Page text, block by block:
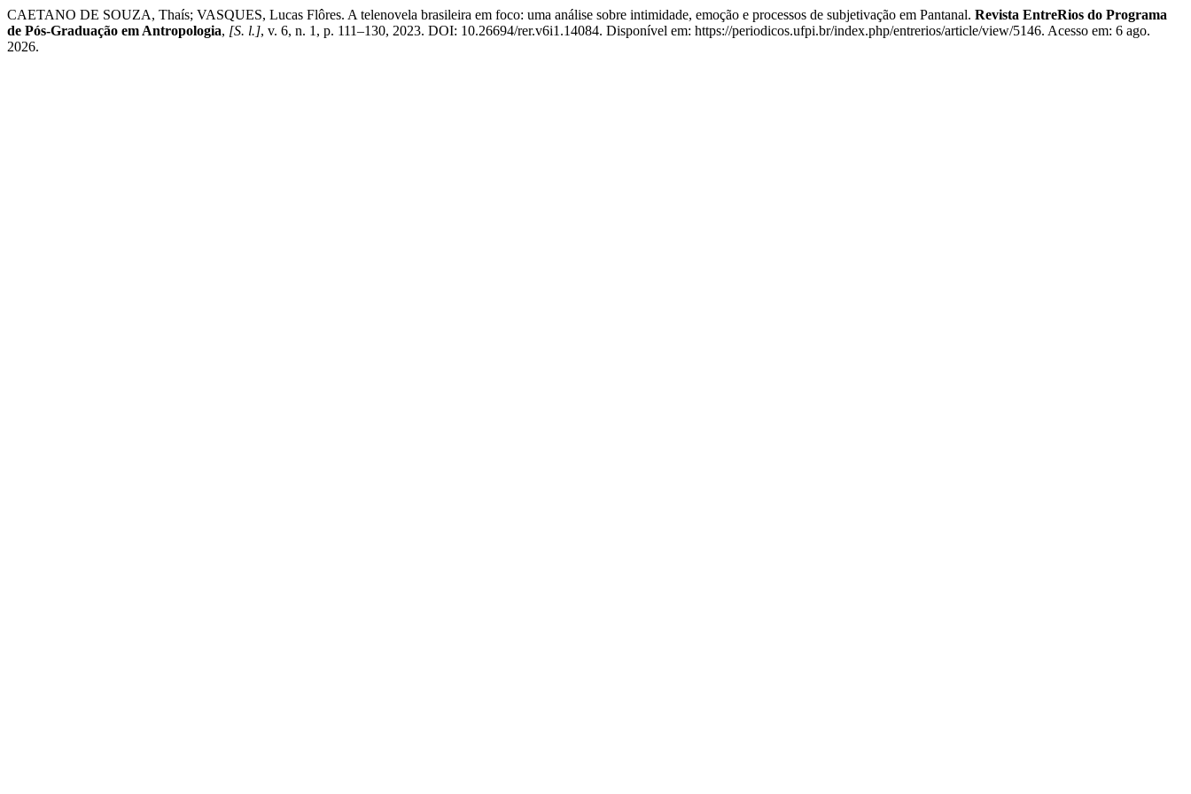
CAETANO DE SOUZA, Thaís; VASQUES, Lucas Flôres. A telenovela brasileira em foco: uma análise sobre intimidade, emoção e processos de subjetivação em Pantanal. Revista EntreRios do Programa
de Pós-Graduação em Antropologia, [S. l.], v. 6, n. 1, p. 111–130, 2023. DOI: 10.26694/rer.v6i1.14084. Disponível em: https://periodicos.ufpi.br/index.php/entrerios/article/view/5146. Acesso em: 6 ago.
2026.